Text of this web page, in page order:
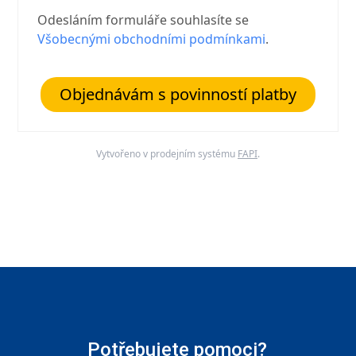
Odesláním formuláře souhlasíte se
Všobecnými obchodními podmínkami.
Objednávám s povinností platby
Vytvořeno v prodejním systému FAPI.
Potřebujete pomoci?